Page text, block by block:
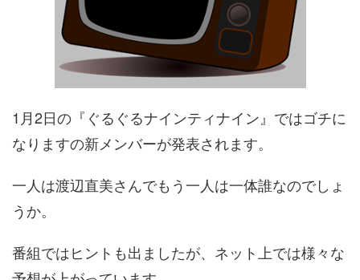
1月2日の『ぐるぐるナインティナイン』ではゴチに
なりますの新メンバーが発表されます。
一人は渡辺直美さんでもう一人は一体誰なのでしょ
うか。
番組ではヒントも出ましたが、ネット上では様々な